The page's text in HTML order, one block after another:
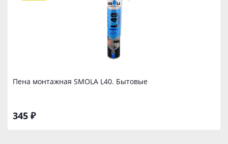
Пена монтажная SMOLA L40. Бытовые
345 ₽